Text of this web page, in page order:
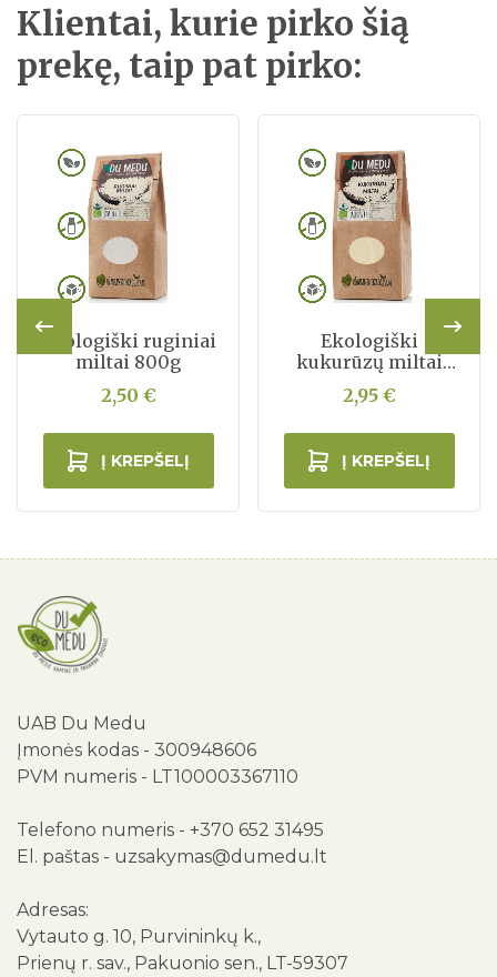
Klientai, kurie pirko šią
prekę, taip pat pirko:
Ekologiški ruginiai
miltai 800g
2,50 €
Į KREPŠELĮ
Ekologiški
kukurūzų miltai
500g
2,95 €
Į KREPŠELĮ
UAB Du Medu
Įmonės kodas - 300948606
PVM numeris - LT100003367110
Telefono numeris - +370 652 31495
El. paštas - uzsakymas@dumedu.lt
Adresas:
Vytauto g. 10, Purvininkų k.,
Prienų r. sav., Pakuonio sen., LT-59307